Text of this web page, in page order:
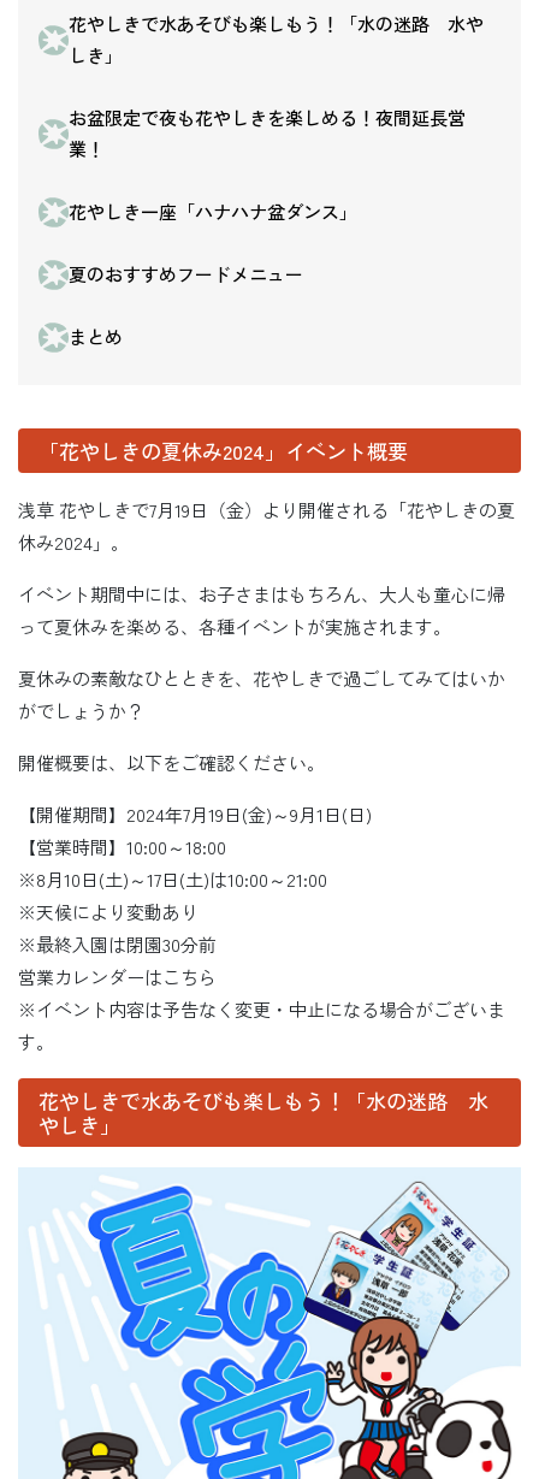
花やしきで水あそびも楽しもう！「水の迷路 水や
しき」
お盆限定で夜も花やしきを楽しめる！夜間延長営
業！
花やしき一座「ハナハナ盆ダンス」
夏のおすすめフードメニュー
まとめ
「花やしきの夏休み2024」イベント概要
浅草 花やしきで7月19日（金）より開催される「花やしきの夏
休み2024」。
イベント期間中には、お子さまはもちろん、大人も童心に帰
って夏休みを楽める、各種イベントが実施されます。
夏休みの素敵なひとときを、花やしきで過ごしてみてはいか
がでしょうか？
開催概要は、以下をご確認ください。
【開催期間】2024年7月19日(金)～9月1日(日)
【営業時間】10:00～18:00
※8月10日(土)～17日(土)は10:00～21:00
※天候により変動あり
※最終入園は閉園30分前
営業カレンダーはこちら
※イベント内容は予告なく変更・中止になる場合がございま
す。
花やしきで水あそびも楽しもう！「水の迷路 水
やしき」